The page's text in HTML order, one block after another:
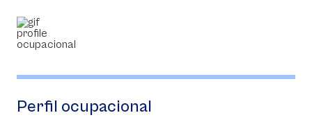
Perfil ocupacional